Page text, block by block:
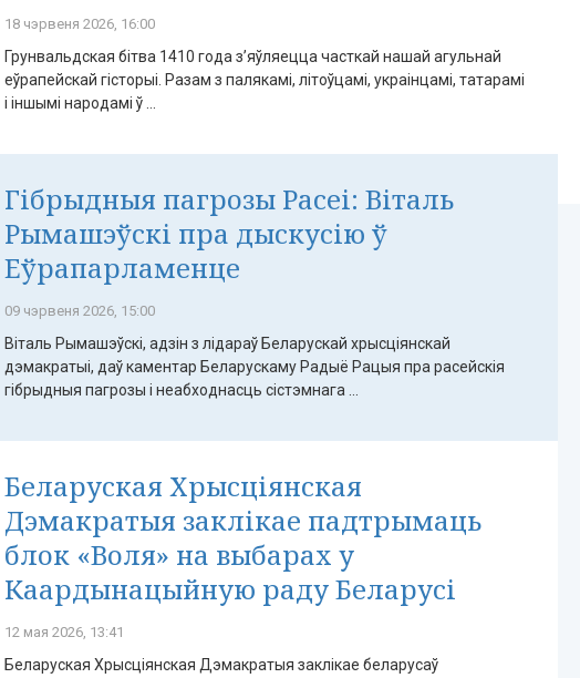
18 чэрвеня 2026, 16:00
Грунвальдская бітва 1410 года з’яўляецца часткай нашай агульнай
еўрапейскай гісторыі. Разам з палякамі, літоўцамі, украінцамі, татарамі
і іншымі народамі ў ...
Гібрыдныя пагрозы Расеі: Віталь
Рымашэўскі пра дыскусію ў
Еўрапарламенце
09 чэрвеня 2026, 15:00
Віталь Рымашэўскі, адзін з лідараў Беларускай хрысціянскай
дэмакратыі, даў каментар Беларускаму Радыё Рацыя пра расейскія
гібрыдныя пагрозы і неабходнасць сістэмнага ...
Беларуская Хрысціянская
Дэмакратыя заклікае падтрымаць
блок «Воля» на выбарах у
Каардынацыйную раду Беларусі
12 мая 2026, 13:41
Беларуская Хрысціянская Дэмакратыя заклікае беларусаў